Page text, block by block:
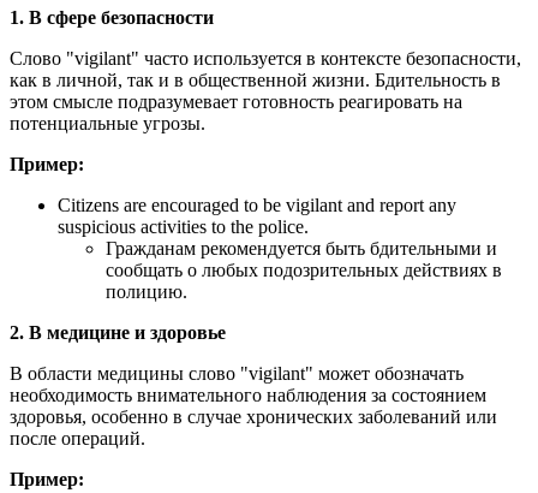
1. В сфере безопасности
Слово "vigilant" часто используется в контексте безопасности,
как в личной, так и в общественной жизни. Бдительность в
этом смысле подразумевает готовность реагировать на
потенциальные угрозы.
Пример:
Citizens are encouraged to be vigilant and report any
suspicious activities to the police.
Гражданам рекомендуется быть бдительными и
сообщать о любых подозрительных действиях в
полицию.
2. В медицине и здоровье
В области медицины слово "vigilant" может обозначать
необходимость внимательного наблюдения за состоянием
здоровья, особенно в случае хронических заболеваний или
после операций.
Пример: